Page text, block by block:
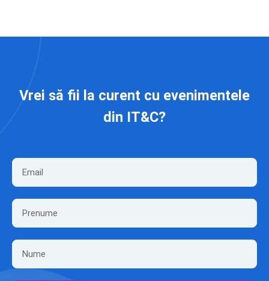
Vrei să fii la curent cu evenimentele
din IT&C?